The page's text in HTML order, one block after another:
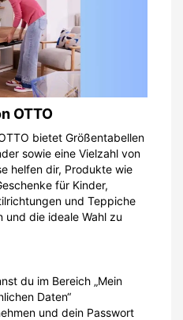
OTTO
bietet Größentabellen
sowie eine Vielzahl von
helfen dir, Produkte wie
für Kinder,
und Teppiche
und die ideale Wahl zu
du im Bereich „Mein
Daten“
und dein Passwort